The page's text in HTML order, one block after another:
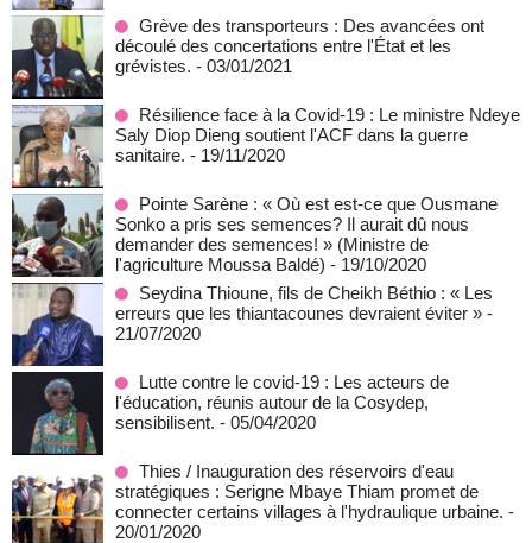
Grève des transporteurs : Des avancées ont
découlé des concertations entre l'État et les
grévistes. - 03/01/2021
Résilience face à la Covid-19 : Le ministre Ndeye
Saly Diop Dieng soutient l'ACF dans la guerre
sanitaire. - 19/11/2020
Pointe Sarène : « Où est est-ce que Ousmane
Sonko a pris ses semences? Il aurait dû nous
demander des semences! » (Ministre de
l'agriculture Moussa Baldé) - 19/10/2020
Seydina Thioune, fils de Cheikh Béthio : « Les
erreurs que les thiantacounes devraient éviter » -
21/07/2020
Lutte contre le covid-19 : Les acteurs de
l'éducation, réunis autour de la Cosydep,
sensibilisent. - 05/04/2020
Thies / Inauguration des réservoirs d'eau
stratégiques : Serigne Mbaye Thiam promet de
connecter certains villages à l'hydraulique urbaine. -
20/01/2020